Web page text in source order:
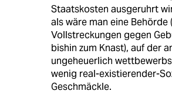
Staatskosten ausgeruhrt
als wäre man eine Behörde
Vollstreckungen gegen
bishin zum Knast), auf der
ungeheuerlich
wenig real-existierender-
Geschmäckle.